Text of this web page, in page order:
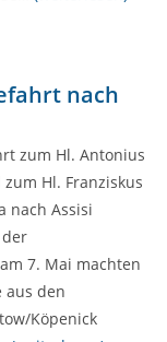
nach
zum Hl. Antonius
Hl. Franziskus
nach Assisi
7. Mai machten
aus den
Köpenick